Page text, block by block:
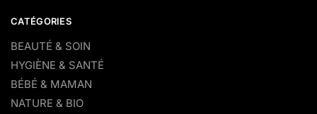
CATÉGORIES
BEAUTÉ & SOIN
HYGIÈNE & SANTÉ
BÉBÉ & MAMAN
NATURE & BIO